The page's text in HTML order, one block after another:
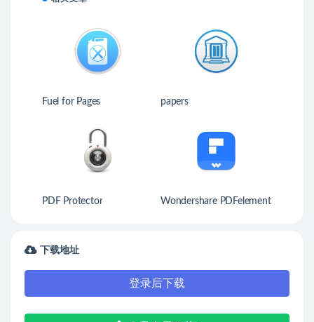
Fuel for Pages papers
PDF Protector Wondershare PDFelement
下载地址
登录后下载